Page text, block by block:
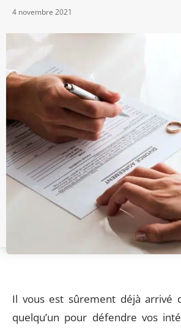
4 novembre 2021
Il vous est sûrement déjà arrivé
quelqu’un pour défendre vos